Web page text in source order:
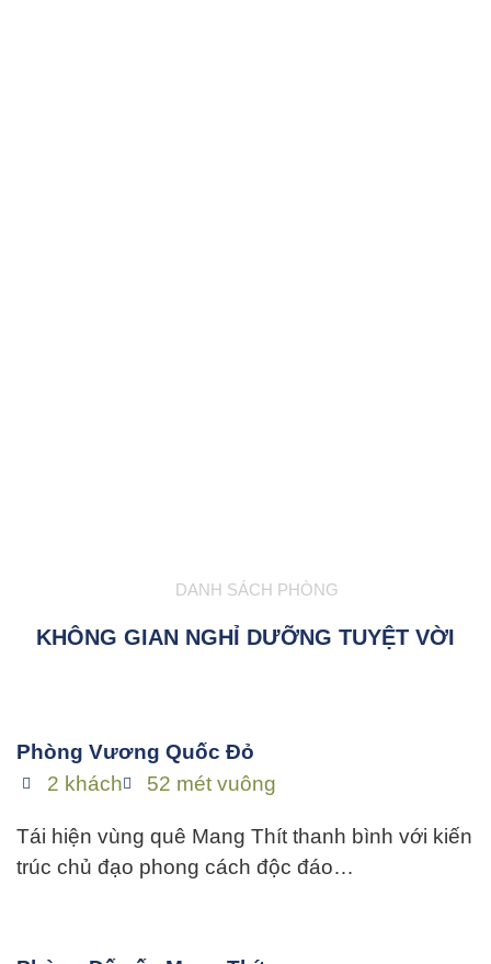
DANH SÁCH PHÒNG
KHÔNG GIAN NGHỈ DƯỠNG TUYỆT VỜI
Phòng Vương Quốc Đỏ
2 khách
52 mét vuông
Tái hiện vùng quê Mang Thít thanh bình với kiến
trúc chủ đạo phong cách độc đáo…